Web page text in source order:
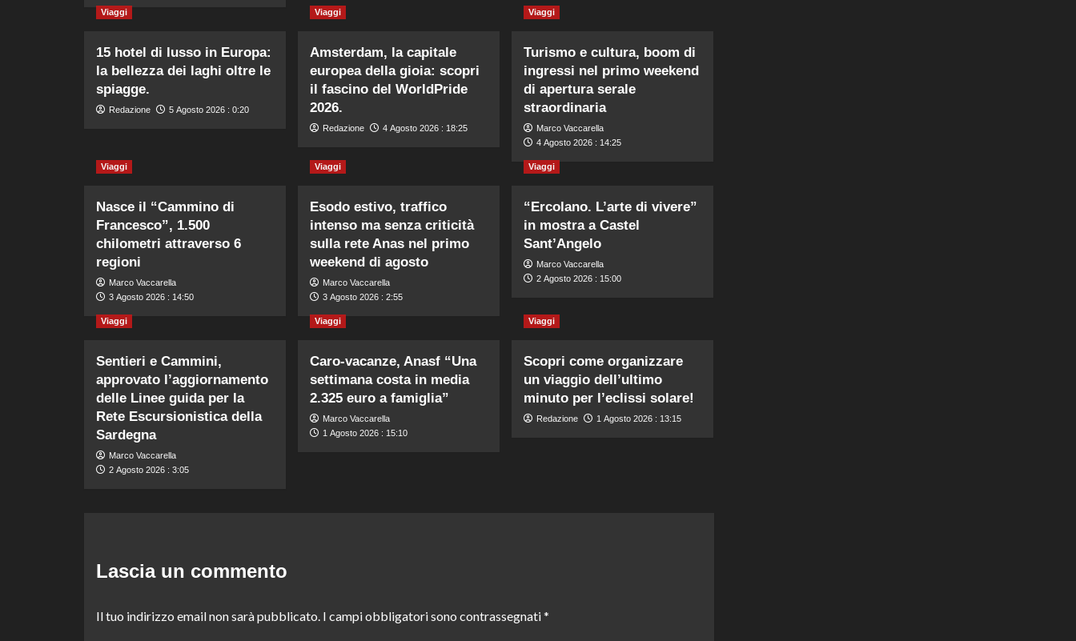
Viaggi
15 hotel di lusso in Europa:
la bellezza dei laghi oltre le
spiagge.
Redazione 5 Agosto 2026 : 0:20
Viaggi
Amsterdam, la capitale
europea della gioia: scopri
il fascino del WorldPride
2026.
Redazione 4 Agosto 2026 : 18:25
Viaggi
Turismo e cultura, boom di
ingressi nel primo weekend
di apertura serale
straordinaria
Marco Vaccarella
4 Agosto 2026 : 14:25
Viaggi
Nasce il “Cammino di
Francesco”, 1.500
chilometri attraverso 6
regioni
Marco Vaccarella
3 Agosto 2026 : 14:50
Viaggi
Esodo estivo, traffico
intenso ma senza criticità
sulla rete Anas nel primo
weekend di agosto
Marco Vaccarella
3 Agosto 2026 : 2:55
Viaggi
“Ercolano. L’arte di vivere”
in mostra a Castel
Sant’Angelo
Marco Vaccarella
2 Agosto 2026 : 15:00
Viaggi
Sentieri e Cammini,
approvato l’aggiornamento
delle Linee guida per la
Rete Escursionistica della
Sardegna
Marco Vaccarella
2 Agosto 2026 : 3:05
Viaggi
Caro-vacanze, Anasf “Una
settimana costa in media
2.325 euro a famiglia”
Marco Vaccarella
1 Agosto 2026 : 15:10
Viaggi
Scopri come organizzare
un viaggio dell’ultimo
minuto per l’eclissi solare!
Redazione 1 Agosto 2026 : 13:15
Lascia un commento
Il tuo indirizzo email non sarà pubblicato. I campi obbligatori sono contrassegnati*